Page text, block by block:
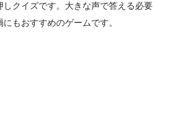
しクイズです。大きな声で答える必要
もおすすめのゲームです。